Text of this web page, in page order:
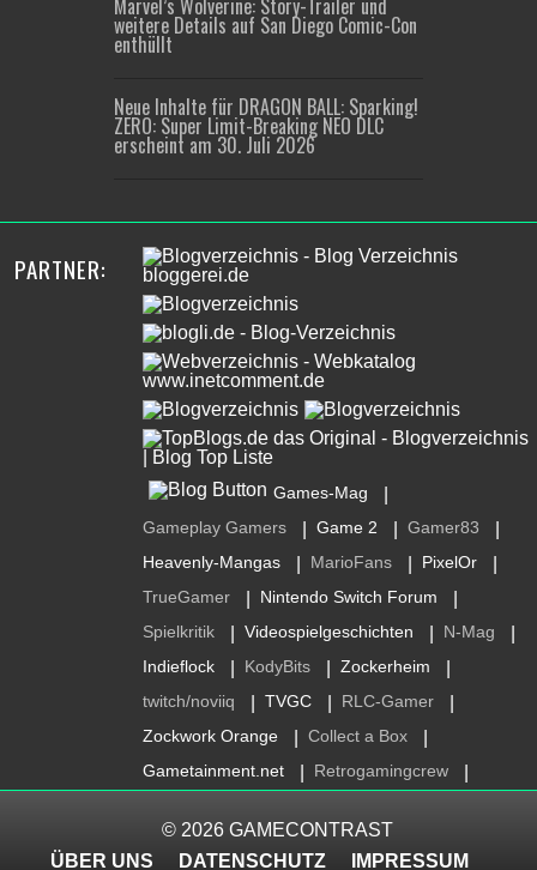
Marvel’s Wolverine: Story-Trailer und
weitere Details auf San Diego Comic-Con
enthüllt
Neue Inhalte für DRAGON BALL: Sparking!
ZERO: Super Limit-Breaking NEO DLC
erscheint am 30. Juli 2026
PARTNER:
Games-Mag
Gameplay Gamers Game 2 Gamer83
Heavenly-Mangas MarioFans PixelOr
TrueGamer Nintendo Switch Forum
Spielkritik Videospielgeschichten N-Mag
Indieflock KodyBits Zockerheim
twitch/noviiq TVGC RLC-Gamer
Zockwork Orange Collect a Box
Gametainment.net Retrogamingcrew
© 2026 GAMECONTRAST
ÜBER UNS
DATENSCHUTZ IMPRESSUM